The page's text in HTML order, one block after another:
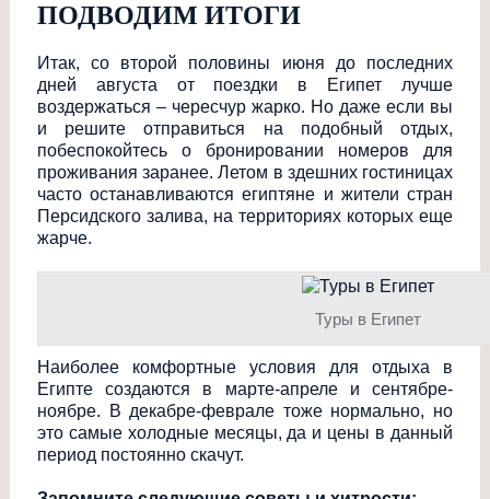
ПОДВОДИМ ИТОГИ
Итак, со второй половины июня до последних
дней августа от поездки в Египет лучше
воздержаться – чересчур жарко. Но даже если вы
и решите отправиться на подобный отдых,
побеспокойтесь о бронировании номеров для
проживания заранее. Летом в здешних гостиницах
часто останавливаются египтяне и жители стран
Персидского залива, на территориях которых еще
жарче.
Туры в Египет
Наиболее комфортные условия для отдыха в
Египте создаются в марте-апреле и сентябре-
ноябре. В декабре-феврале тоже нормально, но
это самые холодные месяцы, да и цены в данный
период постоянно скачут.